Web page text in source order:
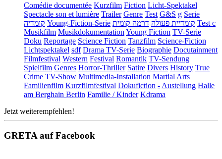
Comédie documentée Kurzfilm Fiction Licht-Spektakel
Spectacle son et lumière Trailer Genre Test G&S g Serie
קומדיה Young-Fiction-Serie קומדיית פעולה דרמה קומית
Test c
Musikfilm Musikdokumentation Young Fiction TV-Serie
Doku Reportage Science Fiction Tanzfilm Science-Fiction
Lichtspektakel sdf Drama TV-Serie Biographie Docutainment
Filmfestival Western Festival Romantik TV-Sendung
Spielfilm Genres Horror-Thriller Satire Divers History True
Crime TV-Show Multimedia-Installation Martial Arts
Familienfilm Kurzfilmfestival Dokufiction - Austellung Halle
am Berghain Berlin Familie / Kinder Kdrama
Jetzt weiterempfehlen!
GRETA auf Facebook